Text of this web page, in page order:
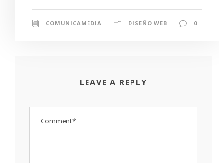
COMUNICAMEDIA DISEÑO WEB 0
LEAVE A REPLY